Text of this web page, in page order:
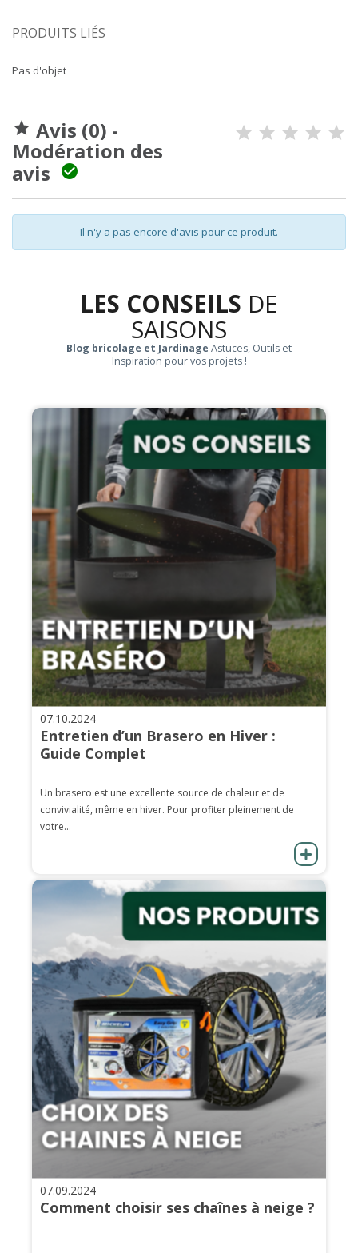
PRODUITS LIÉS
Pas d'objet
 Avis (0) -
Modération des
avis

Il n'y a pas encore d'avis pour ce produit.
LES CONSEILS DE
SAISONS
Blog bricolage et Jardinage Astuces, Outils et
Inspiration pour vos projets !
07.10.2024
Entretien d’un Brasero en Hiver :
Guide Complet
Un brasero est une excellente source de chaleur et de
convivialité, même en hiver. Pour profiter pleinement de
votre...
07.09.2024
Comment choisir ses chaînes à neige ?